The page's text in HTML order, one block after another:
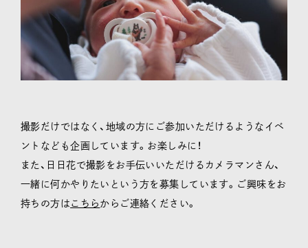
撮影だけではなく、地域の方にご参加いただけるようなイベ
ントなども企画しています。お楽しみに！
また、日日花で撮影をお手伝いいただけるカメラマンさん、
一緒に何かやりたいという方を募集しています。ご興味をお
持ちの方は こちら からご連絡ください。